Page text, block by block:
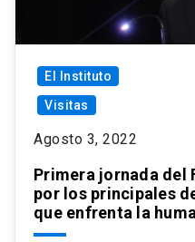
El Instituto
Visitas
Agosto 3, 2022
Primera jornada del
por los principales
que enfrenta la